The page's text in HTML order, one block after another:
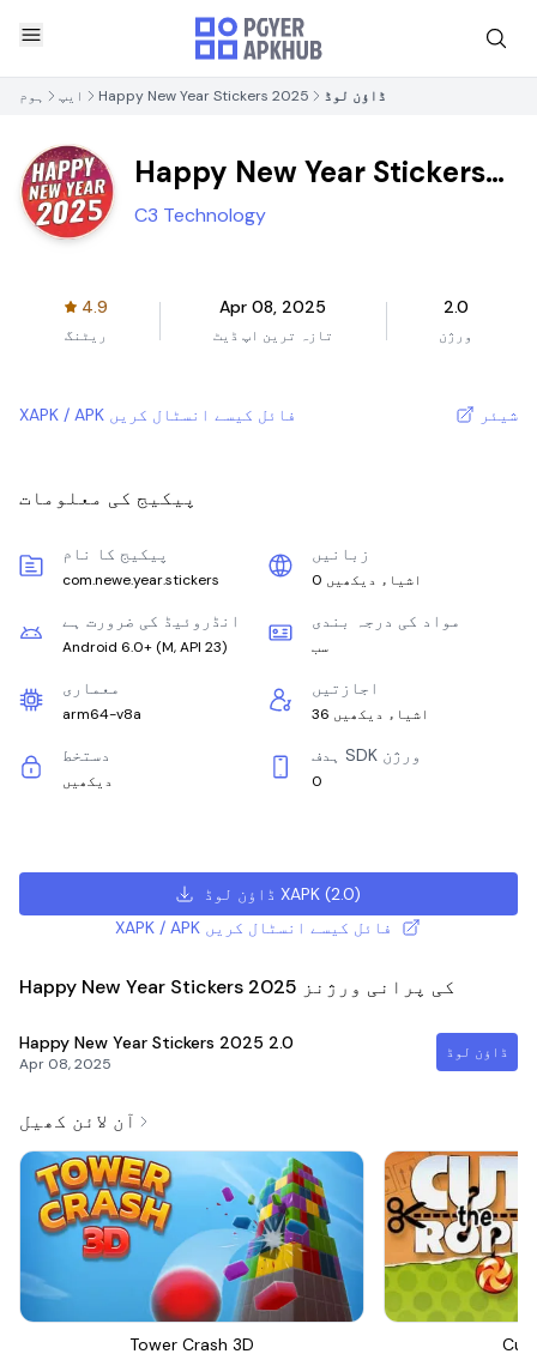
ہوم ایپ Happy New Year Stickers 2025 ڈاؤن لوڈ
Happy New Year Stickers
2025
C3 Technology
4.9
ریٹنگ
Apr 08, 2025
تازہ ترین اپ ڈیٹ
2.0
ورژن
XAPK / APK فائل کیسے انسٹال کریں شیئر
پیکیج کی معلومات
پیکیج کا نام
com.newe.year.stickers
زبانیں
0 اشیاء دیکھیں
انڈروئیڈ کی ضرورت ہے
Android 6.0+ (M, API 23)
مواد کی درجہ بندی
سب
معماری
arm64-v8a
اجازتیں
36 اشیاء دیکھیں
دستخط
دیکھیں
ہدف SDK ورژن
0
ڈاؤن لوڈ XAPK (2.0)
XAPK / APK فائل کیسے انسٹال کریں
Happy New Year Stickers 2025 کی پرانی ورژنز
Happy New Year Stickers 2025 2.0
Apr 08, 2025
ڈاؤن لوڈ
آن لائن کھیل
Tower Crash 3D Cut